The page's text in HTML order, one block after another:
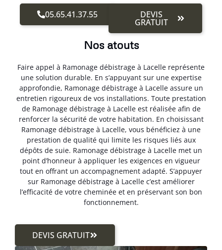
05.65.41.37.55 DEVIS
GRATUIT
Nos atouts
Faire appel à Ramonage débistrage à Lacelle représente
une solution durable. En s’appuyant sur une expertise
approfondie, Ramonage débistrage à Lacelle assure un
entretien rigoureux de vos installations. Toute prestation
de Ramonage débistrage à Lacelle est réalisée afin de
renforcer la sécurité de votre habitation. En choisissant
Ramonage débistrage à Lacelle, vous bénéficiez à une
prestation de qualité qui limite les risques liés aux
dépôts de suie. Ramonage débistrage à Lacelle met un
point d’honneur à appliquer les exigences en vigueur
tout en offrant un accompagnement adapté. S’appuyer
sur Ramonage débistrage à Lacelle c’est améliorer
l’efficacité de votre cheminée et en préservant son bon
fonctionnement.
DEVIS GRATUIT